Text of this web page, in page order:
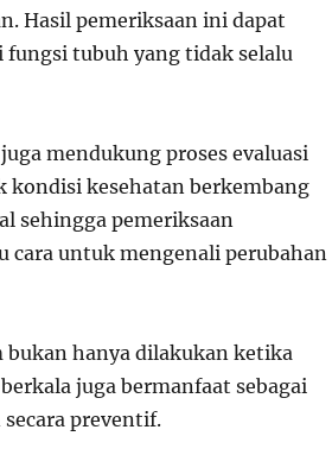
Hasil pemeriksaan ini dapat
tubuh yang tidak selalu
mendukung proses evaluasi
kondisi kesehatan berkembang
sehingga pemeriksaan
cara untuk mengenali perubahan
hanya dilakukan ketika
juga bermanfaat sebagai
preventif.